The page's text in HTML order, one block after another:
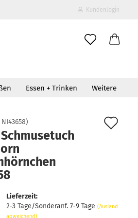
Kundenlogin
vergessen?
Essen + Trinken Weitere
NI43658)
Lieferzeit:
2-3 Tage/Sonderanf. 7-9 Tage (Ausland
abweichend)